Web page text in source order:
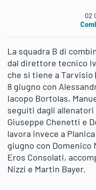
02
La squadra B di
dal direttore tecnico
che si tiene a Tarvisio
8 giugno con
Iacopo Bortolas,
seguiti dagli allenatori
Giuseppe Chenetti e
lavora invece a
giugno con Domenico
Eros Consolati,
Nizzi e Martin Bayer.